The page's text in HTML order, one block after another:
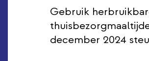
Gebruik
december 2024